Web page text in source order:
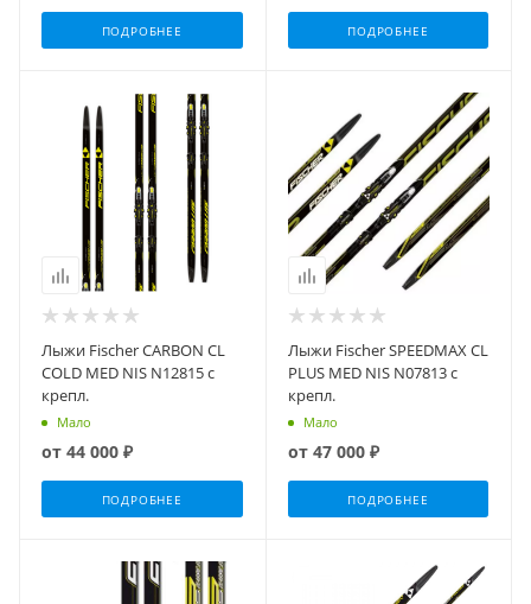
ПОДРОБНЕЕ ПОДРОБНЕЕ
Лыжи Fischer CARBON CL
COLD MED NIS N12815 с
крепл.
Мало
от 44 000 ₽
ПОДРОБНЕЕ
Лыжи Fischer SPEEDMAX CL
PLUS MED NIS N07813 с
крепл.
Мало
от 47 000 ₽
ПОДРОБНЕЕ